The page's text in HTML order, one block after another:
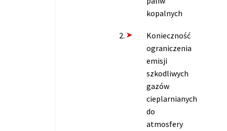
kopalnych
Konieczność
ograniczenia
emisji
szkodliwych
gazów
cieplarnianych
do
atmosfery